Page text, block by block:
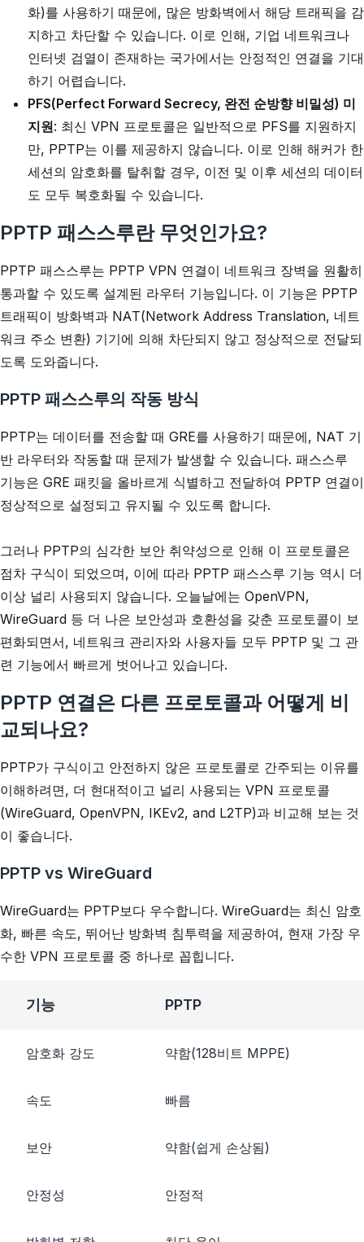
화)를 사용하기 때문에, 많은 방화벽에서 해당 트래픽을 감
지하고 차단할 수 있습니다. 이로 인해, 기업 네트워크나
인터넷 검열이 존재하는 국가에서는 안정적인 연결을 기대
하기 어렵습니다.
PFS(Perfect Forward Secrecy, 완전 순방향 비밀성) 미
지원: 최신 VPN 프로토콜은 일반적으로 PFS를 지원하지
만, PPTP는 이를 제공하지 않습니다. 이로 인해 해커가 한
세션의 암호화를 탈취할 경우, 이전 및 이후 세션의 데이터
도 모두 복호화될 수 있습니다.
PPTP 패스스루란 무엇인가요?
PPTP 패스스루는 PPTP VPN 연결이 네트워크 장벽을 원활히
통과할 수 있도록 설계된 라우터 기능입니다. 이 기능은 PPTP
트래픽이 방화벽과 NAT(Network Address Translation, 네트
워크 주소 변환) 기기에 의해 차단되지 않고 정상적으로 전달되
도록 도와줍니다.
PPTP 패스스루의 작동 방식
PPTP는 데이터를 전송할 때 GRE를 사용하기 때문에, NAT 기
반 라우터와 작동할 때 문제가 발생할 수 있습니다. 패스스루
기능은 GRE 패킷을 올바르게 식별하고 전달하여 PPTP 연결이
정상적으로 설정되고 유지될 수 있도록 합니다.
그러나 PPTP의 심각한 보안 취약성으로 인해 이 프로토콜은
점차 구식이 되었으며, 이에 따라 PPTP 패스스루 기능 역시 더
이상 널리 사용되지 않습니다. 오늘날에는 OpenVPN,
WireGuard 등 더 나은 보안성과 호환성을 갖춘 프로토콜이 보
편화되면서, 네트워크 관리자와 사용자들 모두 PPTP 및 그 관
련 기능에서 빠르게 벗어나고 있습니다.
PPTP 연결은 다른 프로토콜과 어떻게 비
교되나요?
PPTP가 구식이고 안전하지 않은 프로토콜로 간주되는 이유를
이해하려면, 더 현대적이고 널리 사용되는 VPN 프로토콜
(WireGuard, OpenVPN, IKEv2, and L2TP)과 비교해 보는 것
이 좋습니다.
PPTP vs WireGuard
WireGuard는 PPTP보다 우수합니다. WireGuard는 최신 암호
화, 빠른 속도, 뛰어난 방화벽 침투력을 제공하여, 현재 가장 우
수한 VPN 프로토콜 중 하나로 꼽힙니다.
기능 PPTP
암호화 강도 약함(128비트 MPPE)
속도 빠름
보안 약함(쉽게 손상됨)
안정성 안정적